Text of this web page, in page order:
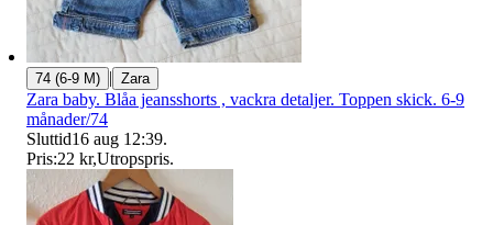
74 (6-9 M) | Zara
Zara baby. Blåa jeansshorts , vackra detaljer. Toppen skick. 6-9
månader/74
Sluttid16 aug 12:39.
Pris:22 kr,Utropspris.